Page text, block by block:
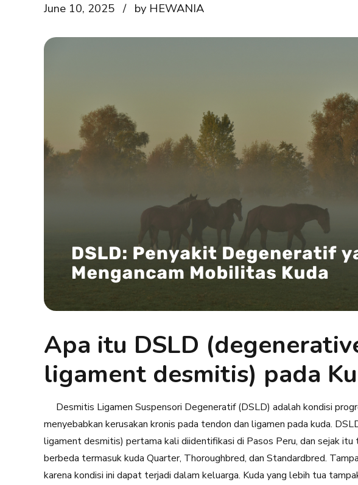
June 10, 2025 by HEWANIA
Apa itu DSLD
ligament desmitis) pada
Desmitis Ligamen Suspensori Degeneratif (DSLD) adalah kondisi
menyebabkan kerusakan kronis pada tendon dan ligamen pada kuda.
ligament desmitis) pertama kali diidentifikasi di Pasos Peru, dan sejak
berbeda termasuk kuda Quarter, Thoroughbred, dan Standardbred.
karena kondisi ini dapat terjadi dalam keluarga. Kuda yang lebih tua